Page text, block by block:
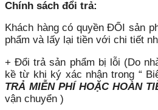
Chính sách đổi trả:
Khách hàng có quyền ĐỔI sản
phẩm và lấy lại tiền với chi tiết
+ Đổi trả sản phẩm bị lỗi (Do
kề từ khi ký xác nhận trong “
TRẢ MIỄN PHÍ HOẶC HOÀN
vận chuyển )